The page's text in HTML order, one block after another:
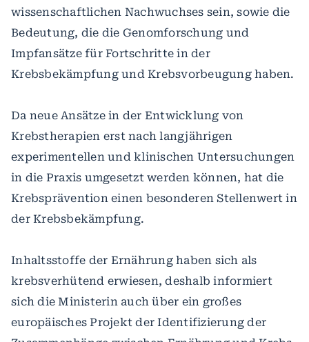
wissenschaftlichen Nachwuchses sein, sowie die
Bedeutung, die die Genomforschung und
Impfansätze für Fortschritte in der
Krebsbekämpfung und Krebsvorbeugung haben.
Da neue Ansätze in der Entwicklung von
Krebstherapien erst nach langjährigen
experimentellen und klinischen Untersuchungen
in die Praxis umgesetzt werden können, hat die
Krebsprävention einen besonderen Stellenwert in
der Krebsbekämpfung.
Inhaltsstoffe der Ernährung haben sich als
krebsverhütend erwiesen, deshalb informiert
sich die Ministerin auch über ein großes
europäisches Projekt der Identifizierung der